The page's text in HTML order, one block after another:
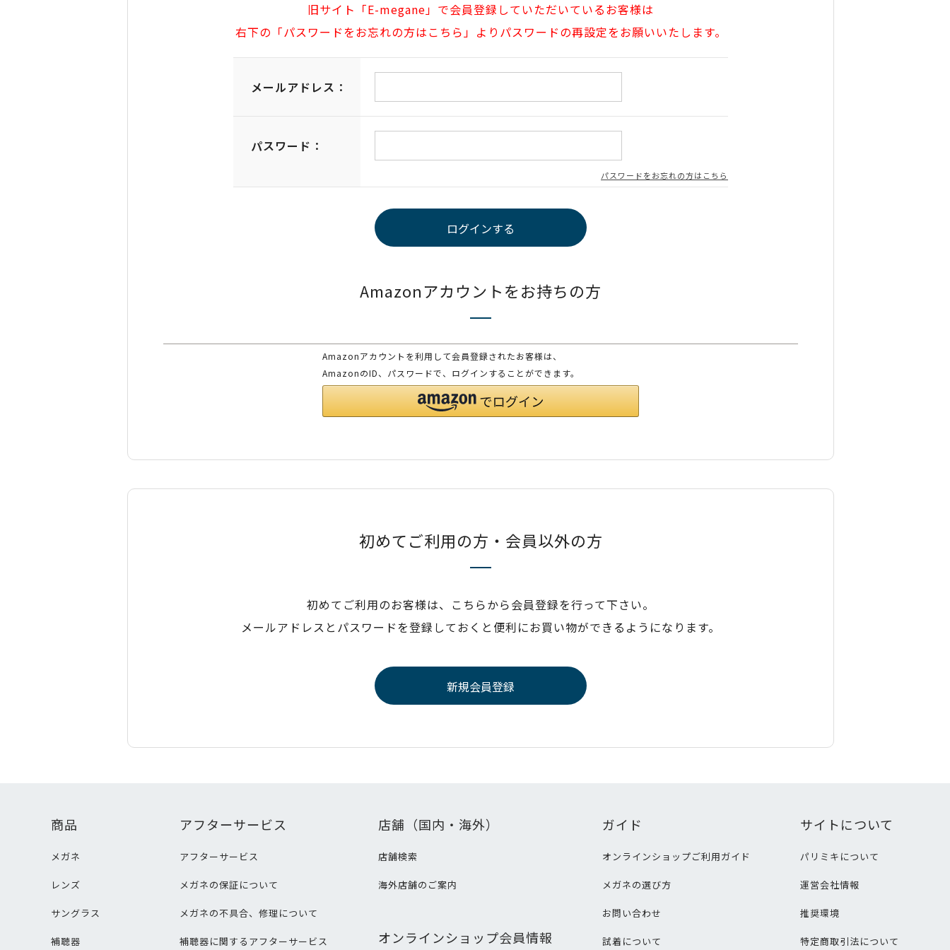
旧サイト「E-megane」で会員登録していただいているお客様は
右下の「パスワードをお忘れの方はこちら」よりパスワードの再設定をお願いいたします。
メールアドレス：
パスワード：
パスワードをお忘れの方はこちら
Amazonアカウントをお持ちの方
Amazonアカウントを利用して会員登録されたお客様は、
AmazonのID、パスワードで、ログインすることができます。
初めてご利用の方・会員以外の方
初めてご利用のお客様は、こちらから会員登録を行って下さい。
メールアドレスとパスワードを登録しておくと便利にお買い物ができるようになります。
商品
メガネ
レンズ
サングラス
補聴器
アフターサービス
アフターサービス
メガネの保証について
メガネの不具合、修理について
補聴器に関するアフターサービス
店舗（国内・海外）
店舗検索
海外店舗のご案内
オンラインショップ会員情報
ガイド
オンラインショップご利用ガイド
メガネの選び方
お問い合わせ
試着について
サイトについて
パリミキについて
運営会社情報
推奨環境
特定商取引法について